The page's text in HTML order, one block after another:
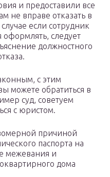
и предоставили все
не вправе отказать в
если сотрудник
оформлять, следует
должностного
c этим
можете обратиться в
суд, советуем
с юристом.
причиной
паспорта на
межевания и
дома